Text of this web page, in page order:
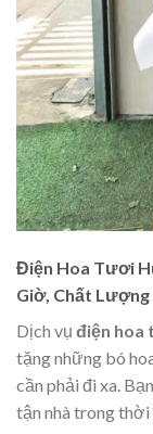
Điện Hoa Tươi
Giờ, Chất
Dịch vụ điện hoa
tặng những bó
cần phải đi xa.
tận nhà trong thời